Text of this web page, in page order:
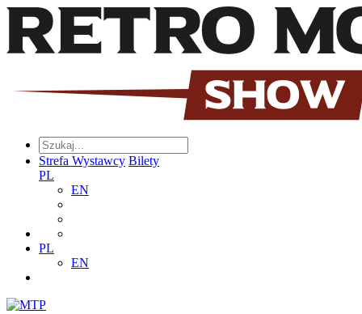
Strefa Wystawcy Bilety
PL
EN
PL
EN